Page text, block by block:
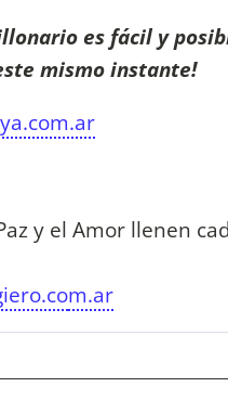
es fácil y
mismo instante!
y el Amor llenen
m.ar